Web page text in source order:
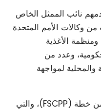
نائب الممثل الخاص
وكالات الأمم المتحدة
الأغذية
وعدد من
والمحلية لمواجهة
​وقد تركزت نقاشات اللجنة حول تسريع وتيرة تنفيذ المرحلة الأولى من خطة (FSCPP)، والتي